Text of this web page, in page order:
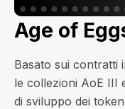
Age of
Basato sui contratti
le collezioni AoE III
di sviluppo dei